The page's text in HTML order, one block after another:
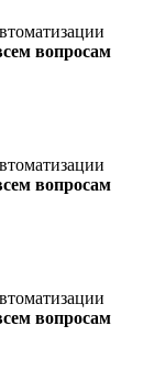
вопросам
вопросам
вопросам